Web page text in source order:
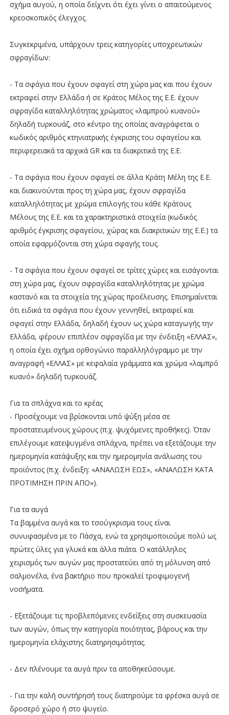
σχήμα αυγού, η οποία δείχνει ότι έχει γίνει ο απαιτούμενος
κρεοσκοπικός έλεγχος.
Συγκεκριμένα, υπάρχουν τρεις κατηγορίες υποχρεωτικών
σφραγίδων:
- Τα σφάγια που έχουν σφαγεί στη χώρα μας και που έχουν
εκτραφεί στην Ελλάδα ή σε Κράτος Μέλος της Ε.Ε. έχουν
σφραγίδα καταλληλότητας χρώματος «λαμπρού κυανού»
δηλαδή τυρκουάζ, στο κέντρο της οποίας αναγράφεται ο
κωδικός αριθμός κτηνιατρικής έγκρισης του σφαγείου και
περιφερειακά τα αρχικά GR και τα διακριτικά της Ε.Ε.
- Τα σφάγια που έχουν σφαγεί σε άλλα Κράτη Μέλη της Ε.Ε.
και διακινούνται προς τη χώρα μας, έχουν σφραγίδα
καταλληλότητας με χρώμα επιλογής του κάθε Κράτους
Μέλους της Ε.Ε. και τα χαρακτηριστικά στοιχεία (κωδικός
αριθμός έγκρισης σφαγείου, χώρας και διακριτικών της Ε.Ε.) τα
οποία εφαρμόζονται στη χώρα σφαγής τους.
- Τα σφάγια που έχουν σφαγεί σε τρίτες χώρες και εισάγονται
στη χώρα μας, έχουν σφραγίδα καταλληλότητας με χρώμα
καστανό και τα στοιχεία της χώρας προέλευσης. Επισημαίνεται
ότι ειδικά τα σφάγια που έχουν γεννηθεί, εκτραφεί και
σφαγεί στην Ελλάδα, δηλαδή έχουν ως χώρα καταγωγής την
Ελλάδα, φέρουν επιπλέον σφραγίδα με την ένδειξη «ΕΛΛΑΣ»,
η οποία έχει σχήμα ορθογώνιο παραλληλόγραμμο με την
αναγραφή «ΕΛΛΑΣ» με κεφαλαία γράμματα και χρώμα «λαμπρό
κυανό» δηλαδή τυρκουάζ.
Για τα σπλάχνα και το κρέας
- Προσέχουμε να βρίσκονται υπό ψύξη μέσα σε
προστατευμένους χώρους (π.χ. ψυχόμενες προθήκες). Όταν
επιλέγουμε κατεψυγμένα σπλάχνα, πρέπει να εξετάζουμε την
ημερομηνία κατάψυξης και την ημερομηνία ανάλωσης του
προϊόντος (π.χ. ένδειξη: «ΑΝΑΛΩΣΗ ΕΩΣ», «ΑΝΑΛΩΣΗ ΚΑΤΑ
ΠΡΟΤΙΜΗΣΗ ΠΡΙΝ ΑΠΟ»).
Για τα αυγά
Τα βαμμένα αυγά και το τσούγκρισμα τους είναι
συνυφασμένα με το Πάσχα, ενώ τα χρησιμοποιούμε πολύ ως
πρώτες ύλες για γλυκά και άλλα πιάτα. Ο κατάλληλος
χειρισμός των αυγών μας προστατεύει από τη μόλυνση από
σαλμονέλα, ένα βακτήριο που προκαλεί τροφιμογενή
νοσήματα.
- Εξετάζουμε τις προβλεπόμενες ενδείξεις στη συσκευασία
των αυγών, όπως την κατηγορία ποιότητας, βάρους και την
ημερομηνία ελάχιστης διατηρησιμότητας.
- Δεν πλένουμε τα αυγά πριν τα αποθηκεύσουμε.
- Για την καλή συντήρησή τους διατηρούμε τα φρέσκα αυγά σε
δροσερό χώρο ή στο ψυγείο.